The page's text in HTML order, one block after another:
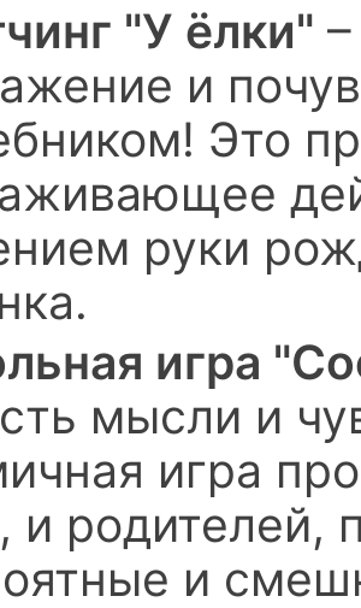
"У ёлки"
и
Это
руки
игра
мысли и
игра
и родителей,
и